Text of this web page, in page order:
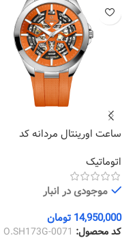
ساعت اورینتال مردانه کد
اتوماتیک
موجودی در انبار
14,950,000 تومان
کد محصول: O.SH173G-0071